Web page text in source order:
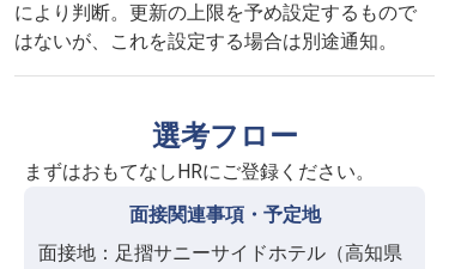
により判断。更新の上限を予め設定するもので
はないが、これを設定する場合は別途通知。
選考フロー
まずはおもてなしHRにご登録ください。
面接関連事項・予定地
面接地：足摺サニーサイドホテル（高知県